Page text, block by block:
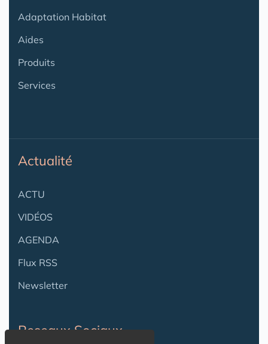
Adaptation Habitat
Aides
Produits
Services
Actualité
ACTU
VIDÉOS
AGENDA
Flux RSS
Newsletter
Reseaux Sociaux